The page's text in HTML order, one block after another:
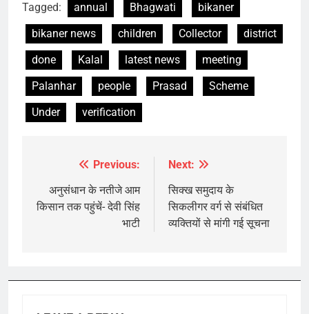
Tagged: annual Bhagwati
bikaner
bikaner news
children Collector
district
done
Kalal latest news
meeting
Palanhar
people Prasad
Scheme
Under
verification
navigation
Previous:
अनुसंधान के नतीजे आम
किसान तक पहुंचें- देवी सिंह
भाटी
Next:
सिक्ख समुदाय के
सिकलीगर वर्ग से संबंधित
व्यक्तियों से मांगी गई सूचना